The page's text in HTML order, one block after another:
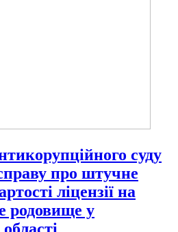
суду
про штучне
ліцензії на
родовище у